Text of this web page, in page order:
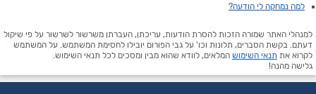
למה נמחקה לי הודעה?
למנהלי האתר שמורה הזכות להסרת הודעות, עריכתן, העברתן משרשור לשרשור על פי שיקול
דעתם. בקשת הסברים, תלונות וכו' על גבי הפורום יובילו לחסימת המשתמש. על המשתמש
לקרוא את תנאי השימוש המלאים, לוודא שהוא מבין ומסכים לכל תנאי השימוש.
גלישה מהנה!